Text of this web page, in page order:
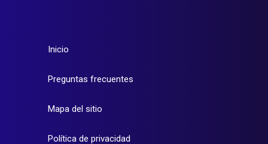
Inicio
Preguntas frecuentes
Mapa del sitio
Política de privacidad